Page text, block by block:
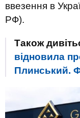
ввезення в
РФ).
Також
відновила
Плинський.